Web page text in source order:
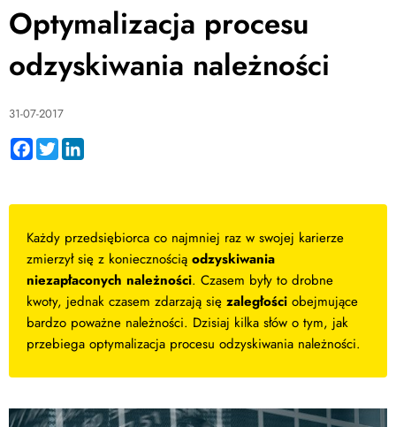
Optymalizacja procesu
odzyskiwania należności
31-07-2017
Facebook
Twitter
Każdy przedsiębiorca co najmniej raz w swojej karierze
zmierzył się z koniecznością odzyskiwania
niezapłaconych należności. Czasem były to drobne
kwoty, jednak czasem zdarzają się zaległości obejmujące
bardzo poważne należności. Dzisiaj kilka słów o tym, jak
przebiega optymalizacja procesu odzyskiwania należności.